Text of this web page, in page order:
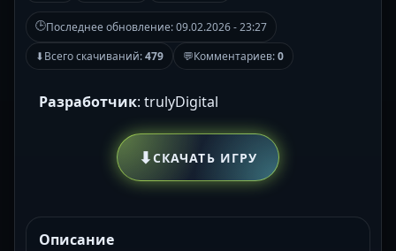
🕒Последнее обновление:09.02.2026 - 23:27
⬇Всего скачиваний:479 💬Комментариев:0
Разработчик: trulyDigital
⬇СКАЧАТЬ ИГРУ
Описание